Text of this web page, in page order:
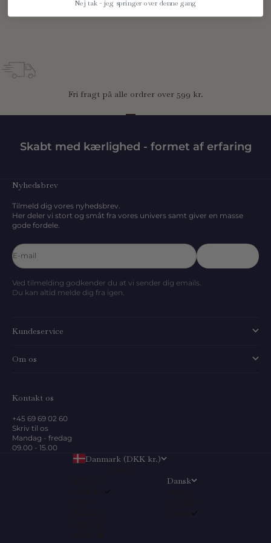
Fri fragt på alle ordrer over 599 kr.
Skabt med kærlighed - formet af erfaring
Nyhedsbrev
Tilmeld dig vores nyhedsbrev.
Her deler vi stort og småt fra vores univers samt giver en masse
gode fordele.
E-mail
Ved tilmelding godkender du at vi sender dig emails.
Du kan altid melde dig fra igen.
Kundeservice
Om os
Kontakt os
+45 69 69 02 60
Skriv til os
Mandag - fredag
09.00 - 15.00
Danmark (DKK kr.)
Dansk
Nej tak - jeg springer over denne gang